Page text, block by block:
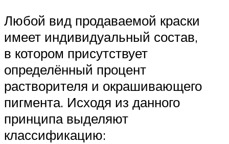
Любой вид продаваемой краски
имеет индивидуальный состав,
в котором присутствует
определённый процент
растворителя и окрашивающего
пигмента. Исходя из данного
принципа выделяют
классификацию: